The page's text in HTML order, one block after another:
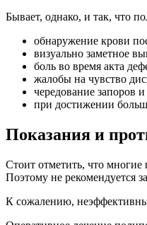
Бывает, однако, и так, что
обнаружение крови
визуально заметное
боль во время акта
жалобы на чувство
чередование запоров
при достижении
Показания и
Стоит отметить, что
Поэтому не рекомендуется
К сожалению, неэффективны